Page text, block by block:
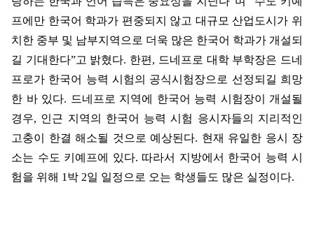
프에만 한국어 학과가 편중되지 않고 대규모 산업도시가 위
치한 중부 및 남부지역으로 더욱 많은 한국어 학과가 개설되
길 기대한다”고 밝혔다. 한편 , 드네프로 대학 부학장은 드네
프로가 한국어 능력 시험의 공식시험장으로 선정되길 희망
한 바 있다. 드네프로 지역에 한국어 능력 시험장이 개설될
경우, 인근 지역의 한국어 능력 시험 응시자들의 지리적인
고충이 한결 해소될 것으로 예상된다. 현재 유일한 응시 장
소는 수도 키예프에 있다. 따라서 지방에서 한국어 능력 시
험을 위해 1 박 2일 일정으로 오는 학생들도 많은 실정이다.